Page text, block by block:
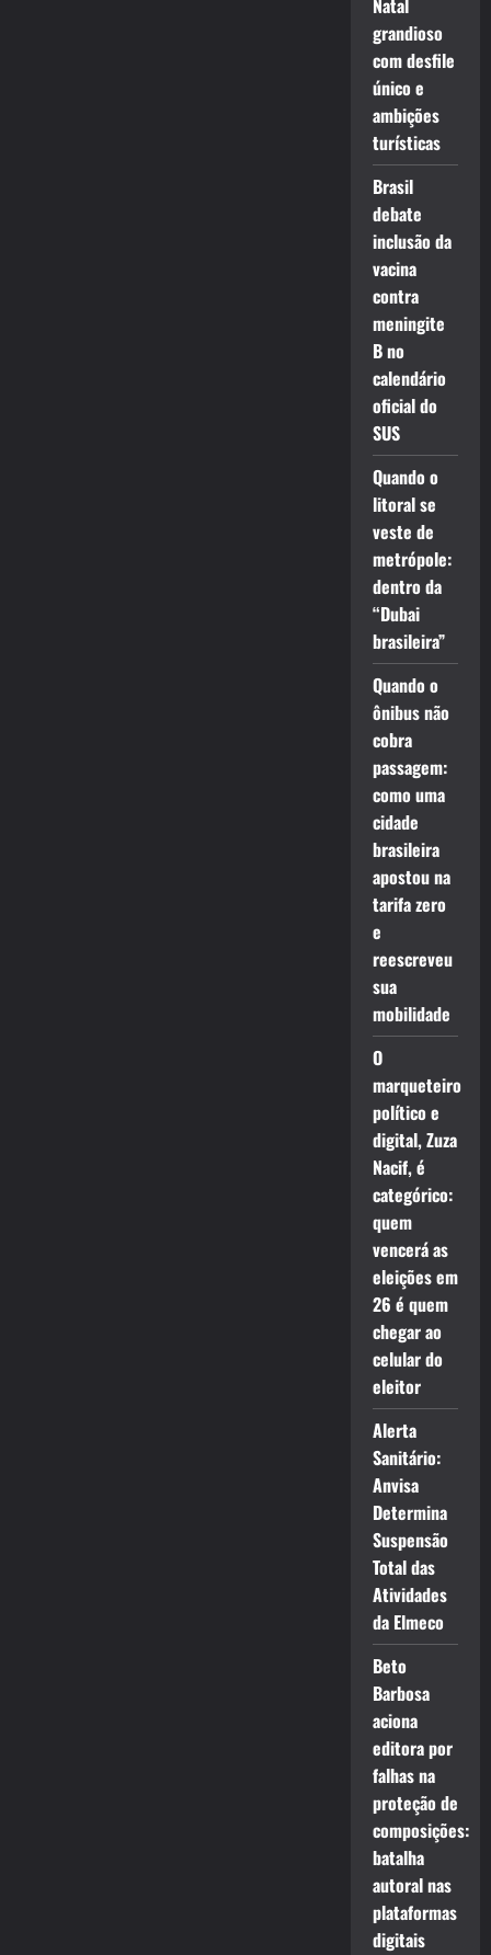
Natal
grandioso
com desfile
único e
ambições
turísticas
Brasil
debate
inclusão da
vacina
contra
meningite
B no
calendário
oficial do
SUS
Quando o
litoral se
veste de
metrópole:
dentro da
“Dubai
brasileira”
Quando o
ônibus não
cobra
passagem:
como uma
cidade
brasileira
apostou na
tarifa zero
e
reescreveu
sua
mobilidade
O
marqueteiro
político e
digital, Zuza
Nacif, é
categórico:
quem
vencerá as
eleições em
26 é quem
chegar ao
celular do
eleitor
Alerta
Sanitário:
Anvisa
Determina
Suspensão
Total das
Atividades
da Elmeco
Beto
Barbosa
aciona
editora por
falhas na
proteção de
composições:
batalha
autoral nas
plataformas
digitais